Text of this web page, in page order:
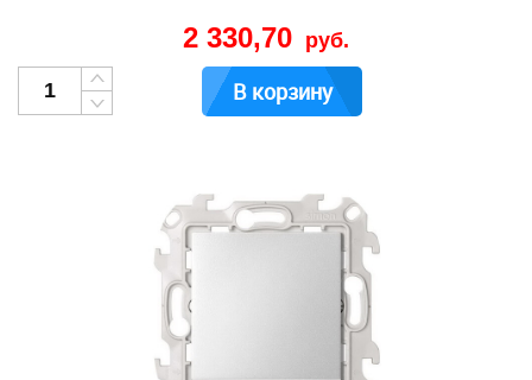
2 330,70 руб.
В корзину